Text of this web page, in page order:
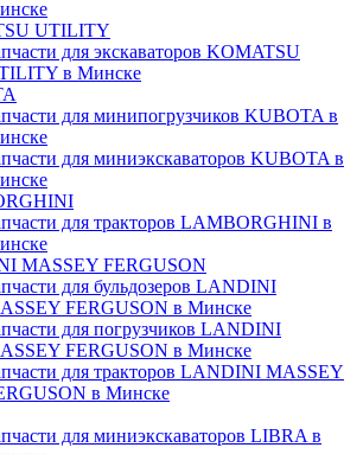
UTILITY
для экскаваторов KOMATSU
в Минске
для минипогрузчиков KUBOTA в
для миниэкскаваторов KUBOTA в
для тракторов LAMBORGHINI в
MASSEY FERGUSON
для бульдозеров LANDINI
FERGUSON в Минске
для погрузчиков LANDINI
FERGUSON в Минске
для тракторов LANDINI MASSEY
в Минске
для миниэкскаваторов LIBRA в